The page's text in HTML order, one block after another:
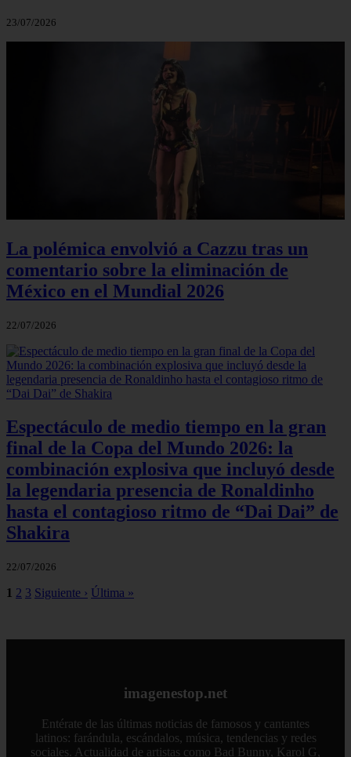
23/07/2026
La polémica envolvió a Cazzu tras un
comentario sobre la eliminación de
México en el Mundial 2026
22/07/2026
Espectáculo de medio tiempo en la gran
final de la Copa del Mundo 2026: la
combinación explosiva que incluyó desde
la legendaria presencia de Ronaldinho
hasta el contagioso ritmo de “Dai Dai” de
Shakira
22/07/2026
1 2 3 Siguiente › Última »
imagenestop.net
Entérate de las últimas noticias de famosos y cantantes
latinos: farándula, escándalos, música, tendencias y redes
sociales. Actualidad de artistas como Bad Bunny, Karol G,